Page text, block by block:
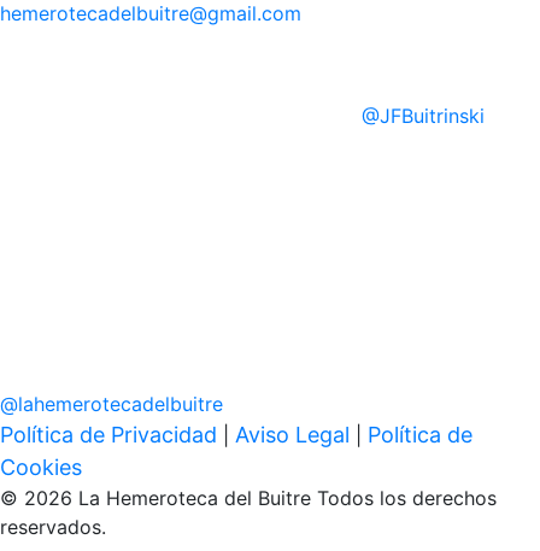
hemerotecadelbuitre@gmail.com
@JFBuitrinski
@lahemerotecadelbuitre
Política de Privacidad Aviso Legal
Política de
Cookies
© 2026 La Hemeroteca del Buitre Todos los derechos
reservados.